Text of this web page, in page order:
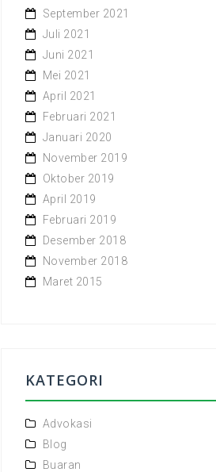
September 2021
Juli 2021
Juni 2021
Mei 2021
April 2021
Februari 2021
Januari 2020
November 2019
Oktober 2019
April 2019
Februari 2019
Desember 2018
November 2018
Maret 2015
KATEGORI
Advokasi
Blog
Buaran